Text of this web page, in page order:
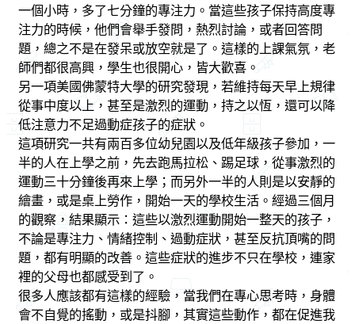
一個小時，多了七分鐘的專注力。當這些孩子保持高度專
注力的時候，他們會舉手發問，熱烈討論，或者回答問
題，總之不是在發呆或放空就是了。這樣的上課氣氛，老
師們都很高興，學生也很開心，皆大歡喜。
另一項美國佛蒙特大學的研究發現，若維持每天早上規律
從事中度以上，甚至是激烈的運動，持之以恆，還可以降
低注意力不足過動症孩子的症狀。
這項研究一共有兩百多位幼兒園以及低年級孩子參加，一
半的人在上學之前，先去跑馬拉松、踢足球，從事激烈的
運動三十分鐘後再來上學；而另外一半的人則是以安靜的
繪畫，或是桌上勞作，開始一天的學校生活。經過三個月
的觀察，結果顯示：這些以激烈運動開始一整天的孩子，
不論是專注力、情緒控制、過動症狀，甚至反抗頂嘴的問
題，都有明顯的改善。這些症狀的進步不只在學校，連家
裡的父母也都感受到了。
很多人應該都有這樣的經驗，當我們在專心思考時，身體
會不自覺的搖動，或是抖腳，其實這些動作，都在促進我